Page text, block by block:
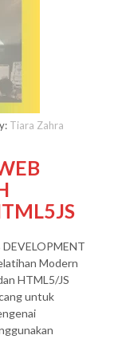
Tiara Zahra
Modern
HTML5/JS
untuk